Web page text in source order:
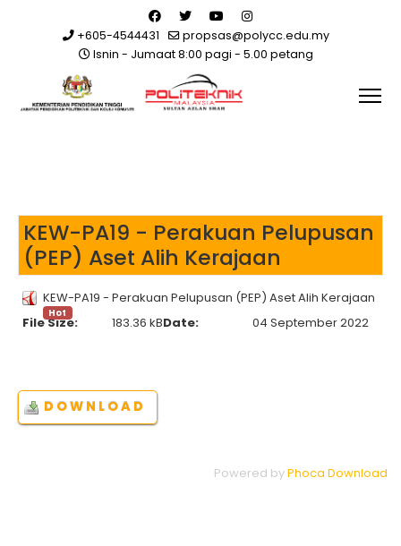
+605-4544431
propsas@polycc.edu.my
Isnin - Jumaat 8:00 pagi - 5.00 petang
KEW-PA19 - Perakuan Pelupusan
(PEP) Aset Alih Kerajaan
KEW-PA19 - Perakuan Pelupusan (PEP) Aset Alih Kerajaan
Hot
File Size: 183.36 kBDate: 04 September 2022
Powered byPhoca Download